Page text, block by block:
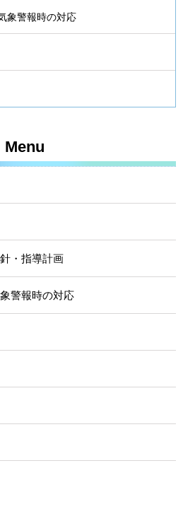
象警報時の対応
Menu
・指導計画
警報時の対応